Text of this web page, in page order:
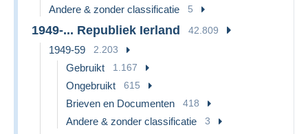
Andere & zonder classificatie 5
1949-... Republiek Ierland 42.809
1949-59 2.203
Gebruikt 1.167
Ongebruikt 615
Brieven en Documenten 418
Andere & zonder classificatie 3